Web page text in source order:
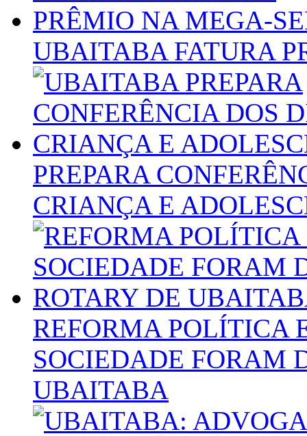
UBAITABA FATURA
PREPARA
CRIANÇA E
REFORMA POLÍTICA
SOCIEDADE FORAM
UBAITABA